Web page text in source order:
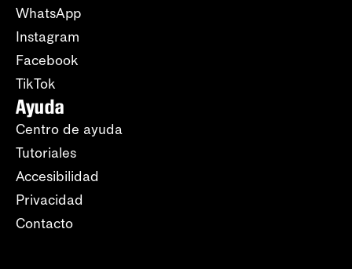
WhatsApp
Instagram
Facebook
TikTok
Ayuda
Centro de ayuda
Tutoriales
Accesibilidad
Privacidad
Contacto